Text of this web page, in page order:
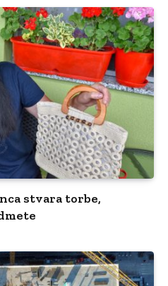
stvara torbe,